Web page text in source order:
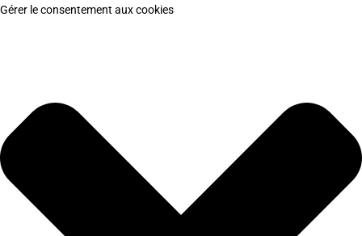
Gérer le consentement aux cookies